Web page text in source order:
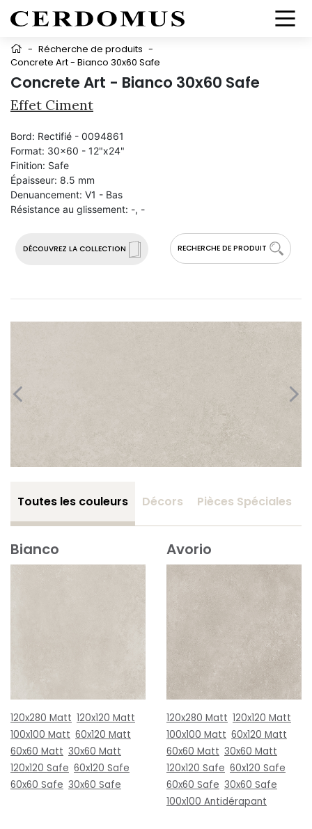
- Récherche de produits -
Concrete Art - Bianco 30x60 Safe
Concrete Art - Bianco 30x60 Safe
Effet Ciment
DÉCOUVREZ LA COLLECTION RECHERCHE DE PRODUIT
Bord: Rectifié - 0094861
Format: 30x60 - 12"x24"
Finition: Safe
Épaisseur: 8.5 mm
Denuancement: V1 - Bas
Résistance au glissement: -, -
Toutes les couleurs Décors Pièces Spéciales
Bianco
120x280 Matt 120x120 Matt
100x100 Matt 60x120 Matt
60x60 Matt 30x60 Matt
120x120 Safe 60x120 Safe
60x60 Safe 30x60 Safe
Avorio
120x280 Matt 120x120 Matt
100x100 Matt 60x120 Matt
60x60 Matt 30x60 Matt
120x120 Safe 60x120 Safe
60x60 Safe 30x60 Safe
100x100 Antidérapant